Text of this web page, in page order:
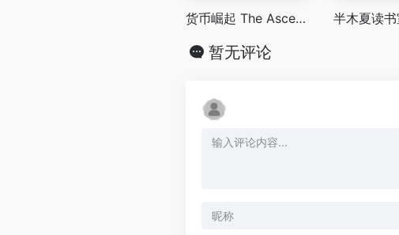
货币崛起 The Ascent of Money (2008)
暂无评论